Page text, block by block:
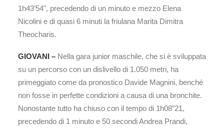
1h43’54", precedendo di un minuto e mezzo Elena
Nicolini e di quasi 6 minuti la friulana Marita Dimitra
Theocharis.
GIOVANI – Nella gara junior maschile, che si è sviluppata
su un percorso con un dislivello di 1.050 metri, ha
primeggiato come da pronostico Davide Magnini, benché
non fosse in perfette condizioni a causa di una bronchite.
Nonostante tutto ha chiuso con il tempo di 1h08”21,
precedendo di 1 minuto e 50 secondi Andrea Prandi,